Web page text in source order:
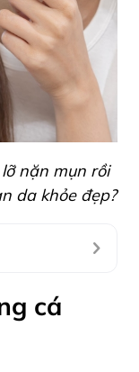
nặn mụn rồi
da khỏe đẹp?
cá